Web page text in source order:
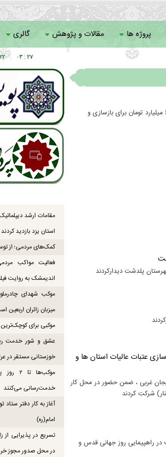
پروژه ها مقالات و پژوهش گالری
۲۲ صفر | ۲۷ : ۰۳
رئیس ستاد توسعه و بازسازی عتبات عالیات آذربایجان‌غربی گفت: مردم دوستدار اهل بیت این استان تاکنون ۶۰ میلیارد تومان برای بازسازی و
عتبات عالیات استان ها و
اعضای ستاد عتبات استان آذربایجان غربی ، ضمن حضور در محل کار
شرکت کردند
در راهپیمایی روز جهانی قدس و
مقامات ارشد
استان یزد بازدید کردند
کمک‌های مردمی؛ از
فعالیت مواکب
اندیمشک به روایت
میزبان زائران اربعین
موکبی برای کوچک‌ترین
عشق و شور خدمت
خوزستانی مستقر در
خدمت‌رسانی می‌کنند
آغاز به کار دفتر ستاد
امام(ره)
تسریع در پذیرایی از
در محل صدور مجوز